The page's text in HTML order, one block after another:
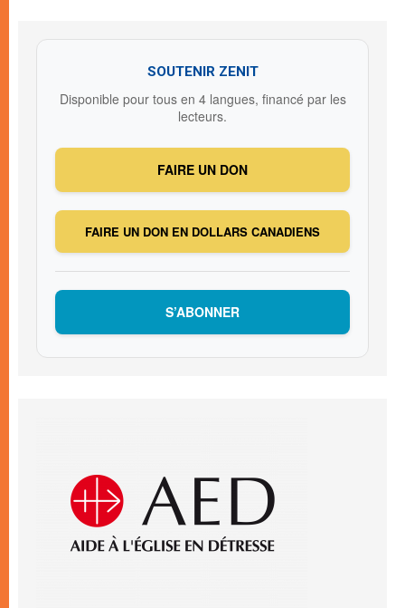
SOUTENIR ZENIT
Disponible pour tous en 4 langues, financé par les
lecteurs.
FAIRE UN DON
FAIRE UN DON EN DOLLARS CANADIENS
S’ABONNER